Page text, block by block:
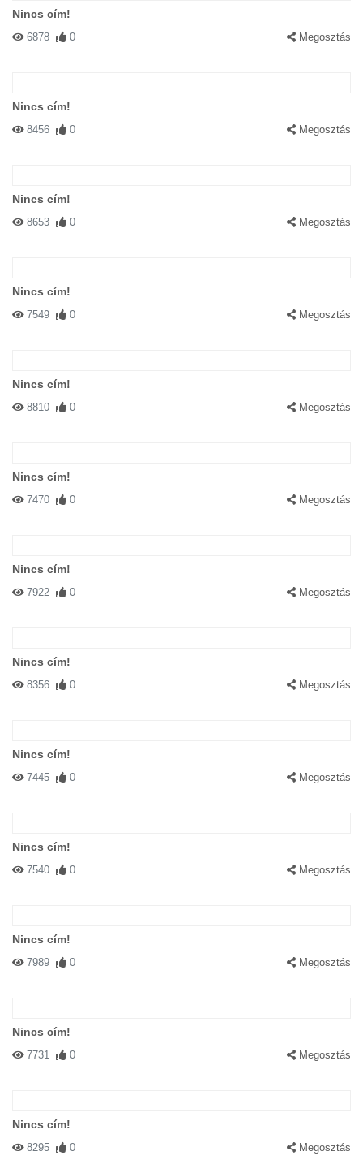
Nincs cím!
6878 0 Megosztás
Nincs cím!
8456 0 Megosztás
Nincs cím!
8653 0 Megosztás
Nincs cím!
7549 0 Megosztás
Nincs cím!
8810 0 Megosztás
Nincs cím!
7470 0 Megosztás
Nincs cím!
7922 0 Megosztás
Nincs cím!
8356 0 Megosztás
Nincs cím!
7445 0 Megosztás
Nincs cím!
7540 0 Megosztás
Nincs cím!
7989 0 Megosztás
Nincs cím!
7731 0 Megosztás
Nincs cím!
8295 0 Megosztás